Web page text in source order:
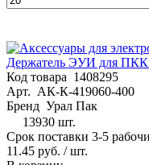
Держатель ЭУИ для ПКК
Код товара 1408295
Арт. АК-К-419060-400
Бренд Урал Пак
13930 шт.
Срок поставки 3-5
11.45 руб. / шт.